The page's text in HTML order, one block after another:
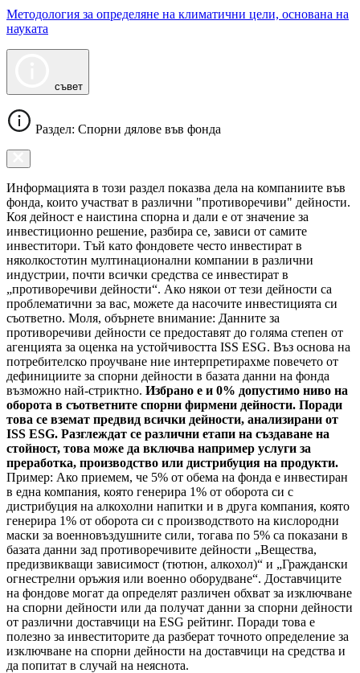
Методология за определяне на климатични цели, основана на
науката
съвет
Раздел: Спорни дялове във фонда
Информацията в този раздел показва дела на компаниите във
фонда, които участват в различни "противоречиви" дейности.
Коя дейност е наистина спорна и дали е от значение за
инвестиционно решение, разбира се, зависи от самите
инвеститори. Тъй като фондовете често инвестират в
няколкостотин мултинационални компании в различни
индустрии, почти всички средства се инвестират в
„противоречиви дейности“. Ако някои от тези дейности са
проблематични за вас, можете да насочите инвестицията си
съответно. Моля, обърнете внимание: Данните за
противоречиви дейности се предоставят до голяма степен от
агенцията за оценка на устойчивостта ISS ESG. Въз основа на
потребителско проучване ние интерпретирахме повечето от
дефинициите за спорни дейности в базата данни на фонда
възможно най-стриктно. Избрано е и 0% допустимо ниво на
оборота в съответните спорни фирмени дейности. Поради
това се вземат предвид всички дейности, анализирани от
ISS ESG. Разглеждат се различни етапи на създаване на
стойност, това може да включва например услуги за
преработка, производство или дистрибуция на продукти.
Пример: Ако приемем, че 5% от обема на фонда е инвестиран
в една компания, която генерира 1% от оборота си с
дистрибуция на алкохолни напитки и в друга компания, която
генерира 1% от оборота си с производството на кислородни
маски за военновъздушните сили, тогава по 5% са показани в
базата данни зад противоречивите дейности „Вещества,
предизвикващи зависимост (тютюн, алкохол)“ и „Граждански
огнестрелни оръжия или военно оборудване“. Доставчиците
на фондове могат да определят различен обхват за изключване
на спорни дейности или да получат данни за спорни дейности
от различни доставчици на ESG рейтинг. Поради това е
полезно за инвеститорите да разберат точното определение за
изключване на спорни дейности на доставчици на средства и
да попитат в случай на неяснота.